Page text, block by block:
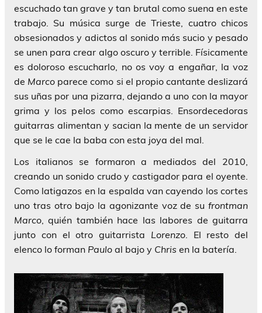
escuchado tan grave y tan brutal como suena en este
trabajo. Su música surge de Trieste, cuatro chicos
obsesionados y adictos al sonido más sucio y pesado
se unen para crear algo oscuro y terrible. Físicamente
es doloroso escucharlo, no os voy a engañar, la voz
de Marco parece como si el propio cantante deslizará
sus uñas por una pizarra, dejando a uno con la mayor
grima y los pelos como escarpias. Ensordecedoras
guitarras alimentan y sacian la mente de un servidor
que se le cae la baba con esta joya del mal.
Los italianos se formaron a mediados del 2010,
creando un sonido crudo y castigador para el oyente.
Como latigazos en la espalda van cayendo los cortes
uno tras otro bajo la agonizante voz de su frontman
Marco , quién también hace las labores de guitarra
junto con el otro guitarrista Lorenzo. El resto del
elenco lo forman Paulo al bajo y Chris en la batería.